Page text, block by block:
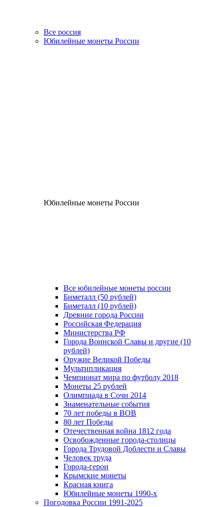
Все россия
Юбилейные монеты России
Юбилейные монеты России
Все юбилейные монеты россии
Биметалл (50 рублей)
Биметалл (10 рублей)
Древние города России
Российская Федерация
Министерства РФ
Города Воинской Славы и другие (10
рублей)
Оружие Великой Победы
Мультипликация
Чемпионат мира по футболу 2018
Монеты 25 рублей
Олимпиада в Сочи 2014
Знаменательные события
70 лет победы в ВОВ
80 лет Победы
Отечественная война 1812 года
Освобожденные города-столицы
Города Трудовой Доблести и Славы
Человек труда
Города-герои
Крымские монеты
Красная книга
Юбилейные монеты 1990-х
Погодовка России 1991-2025